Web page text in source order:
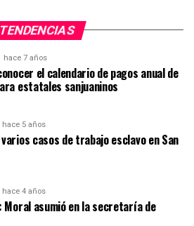
TENDENCIAS
hace 7 años
el calendario de pagos anual de
estatales sanjuaninos
hace 5 años
casos de trabajo esclavo en San
hace 4 años
Moral asumió en la secretaría de